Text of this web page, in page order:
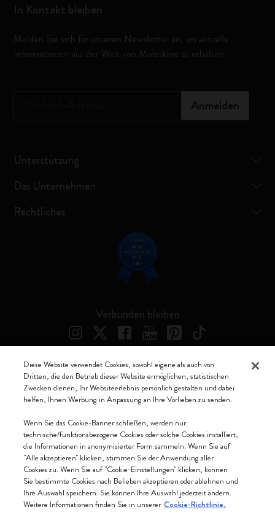
In Kontakt bleiben
Melden Sie sich für unseren Newsletter an, um aktuelle
Informationen aus der Welt von Moleskine zu erhalten
Anmelden
Unterstützung
Das Unternehmen
Rechtliches
Verbunden bleiben
Wir akzeptieren
Moleskine ® ist ein eingetragenes Warenzeichen von Moleskine Srl a
socio unico
Italia - P. IVA / CCIAA n. 07234480965 - REA MI 1945400 - Cap.
Soc. €2.181.513,42
Diese Website verwendet Cookies, sowohl eigene als auch von
Dritten, die den Betrieb dieser Website ermöglichen, statistischen
Zwecken dienen, Ihr Websiteerlebnis persönlich gestalten und dabei
helfen, Ihnen Werbung in Anpassung an Ihre Vorlieben zu senden.
Wenn Sie das Cookie-Banner schließen, werden nur
technische/funktionsbezogene Cookies oder solche Cookies installiert,
die Informationen in anonymisierter Form sammeln. Wenn Sie auf
"Alle akzeptieren" klicken, stimmen Sie der Anwendung aller
Cookies zu. Wenn Sie auf "Cookie-Einstellungen" klicken, können
Sie bestimmte Cookies nach Belieben akzeptieren oder ablehnen und
Ihre Auswahl speichern. Sie können Ihre Auswahl jederzeit ändern.
Weitere Informationen finden Sie in unserer Cookie-Richtlinie.